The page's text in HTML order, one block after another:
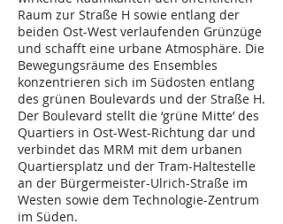
Raum zur Straße H sowie entlang der
beiden Ost-West verlaufenden Grünzüge
und schafft eine urbane Atmosphäre. Die
Bewegungsräume des Ensembles
konzentrieren sich im Südosten entlang
des grünen Boulevards und der Straße H.
Der Boulevard stellt die ‘grüne Mitte’ des
Quartiers in Ost-West-Richtung dar und
verbindet das MRM mit dem urbanen
Quartiersplatz und der Tram-Haltestelle
an der Bürgermeister-Ulrich-Straße im
Westen sowie dem Technologie-Zentrum
im Süden.